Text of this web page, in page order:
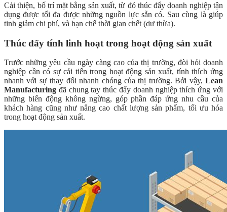
Cải thiện, bố trí mặt bằng sản xuất, từ đó thúc đẩy doanh nghiệp tận
dụng được tối đa được những nguồn lực sẵn có. Sau cùng là giúp
tinh giảm chi phí, và hạn chế thời gian chết (dư thừa).
Thúc đẩy tính linh hoạt trong hoạt động sản xuất
Trước những yêu cầu ngày càng cao của thị trường, đòi hỏi doanh
nghiệp cần có sự cải tiến trong hoạt động sản xuất, tính thích ứng
nhanh với sự thay đổi nhanh chóng của thị trường. Bởi vậy, Lean
Manufacturing đã chung tay thúc đẩy doanh nghiệp thích ứng với
những biến động không ngừng, góp phần đáp ứng nhu cầu của
khách hàng cũng như nâng cao chất lượng sản phẩm, tối ưu hóa
trong hoạt động sản xuất.